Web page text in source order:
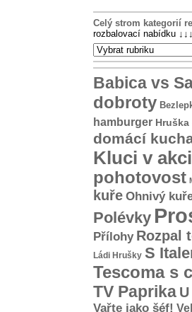
Celý strom kategorií
rozbalovací nabídku ↓↓↓
Babica vs
dobroty
hamburger Hruška
domácí
Kluci v akci
pohotovost
kuře Ohnivý
Polévky
Přílohy Rozpal
Ládi Hrušky S
Tescoma s
TV Paprika
Vařte jako šéf!